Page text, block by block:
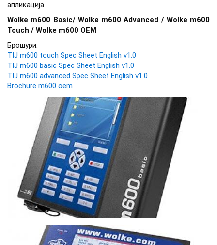
апликација.
Wolke m600 Basic/ Wolke m600 Advanced / Wolke m600
Touch / Wolke m600 OEM
Брошури:
TIJ m600 touch Spec Sheet English v1.0
TIJ m600 basic Spec Sheet English v1.0
TIJ m600 advanced Spec Sheet English v1.0
Brochure m600 oem